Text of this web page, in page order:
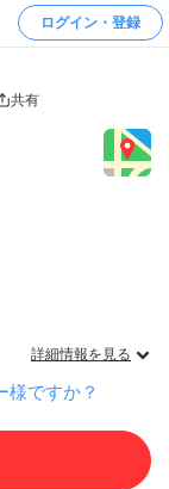
ログイン・登録
共有
詳細情報を見る
様ですか？